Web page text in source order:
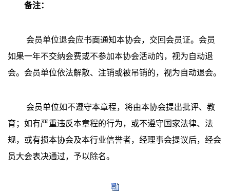
备注：
会员单位退会应书面通知本协会，交回会员证。会员
如果一年不交纳会费或不参加本协会活动的，视为自动退
会。会员单位依法解散、注销或被吊销的，视为自动退会。
会员单位如不遵守本章程，将由本协会提出批评、教
育；如有严重违反本章程的行为，或不遵守国家法律、法
规，或有损本协会及本行业信誉者，经理事会提议后，经会
员大会表决通过，予以除名。